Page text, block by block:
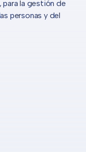
para la gestión de
personas y del